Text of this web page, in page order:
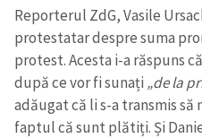
Reporterul ZdG, Vasile
protestatar despre suma
protest. Acesta i-a răspuns
după ce vor fi sunați„de la
adăugat că li s-a transmis
faptul că sunt plătiți. Și